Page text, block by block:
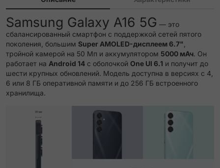
Samsung Galaxy A16 5G — это
сбалансированный смартфон с поддержкой сетей пятого
поколения, большим Super AMOLED-дисплеем 6.7"
тройной камерой на 50 Мп и аккумулятором 5000 мАч. Он
работает на Android 14 с оболочкой One UI 6.1 и получит до
шести крупных обновлений. Модель доступна в версиях с 4,
6 или 8 ГБ оперативной памяти и до 256 ГБ встроенного
хранилища.